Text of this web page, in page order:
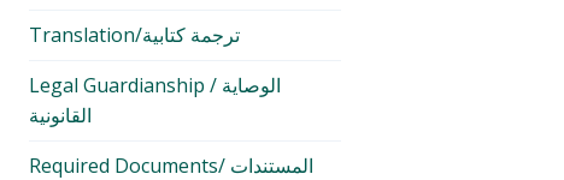
Translation/ترجمة كتابية
Legal Guardianship / الوصاية
القانونية
Required Documents/ المستندات